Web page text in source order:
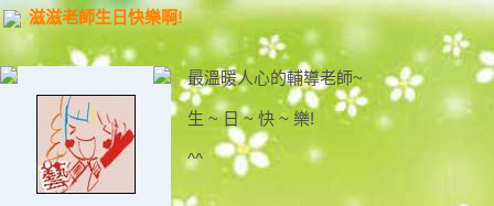
滋滋老師生日快樂啊!
最溫暖人心的輔導老師~
生 ~ 日 ~ 快 ~ 樂!
^^